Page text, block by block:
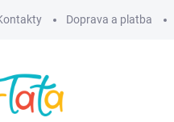
Doprava a platba